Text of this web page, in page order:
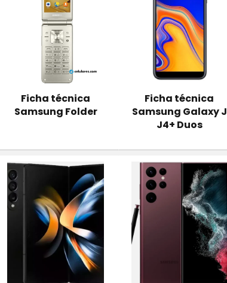
Ficha técnica
Samsung Folder
Ficha técnica
Samsung Galaxy J
J4+ Duos